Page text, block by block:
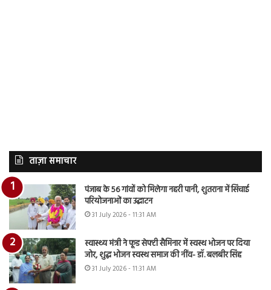
ताज़ा समाचार
पंजाब के 56 गांवों को मिलेगा नहरी पानी, शुतराना में सिंचाई
परियोजनाओं का उद्घाटन
31 July 2026 - 11:31 AM
स्वास्थ्य मंत्री ने फूड सेफ्टी सैमिनार में स्वस्थ भोजन पर दिया
जोर, शुद्ध भोजन स्वस्थ समाज की नींव- डॉ. बलबीर सिंह
31 July 2026 - 11:31 AM